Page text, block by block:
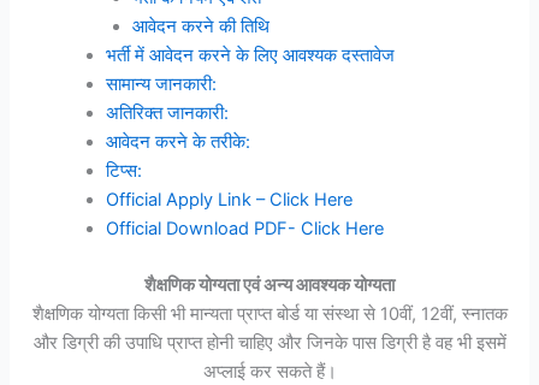
आवेदन करने की तिथि
भर्ती में आवेदन करने के लिए आवश्यक दस्तावेज
सामान्य जानकारी:
अतिरिक्त जानकारी:
आवेदन करने के तरीके:
टिप्स:
Official Apply Link – Click Here
Official Download PDF- Click Here
शैक्षणिक योग्यता एवं अन्य आवश्यक योग्यता
शैक्षणिक योग्यता किसी भी मान्यता प्राप्त बोर्ड या संस्था से 10वीं, 12वीं, स्नातक
और डिग्री की उपाधि प्राप्त होनी चाहिए और जिनके पास डिग्री है वह भी इसमें
अप्लाई कर सकते हैं।